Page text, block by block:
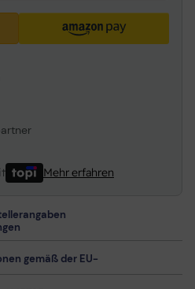
Mehr erfahren
gemäß der EU-